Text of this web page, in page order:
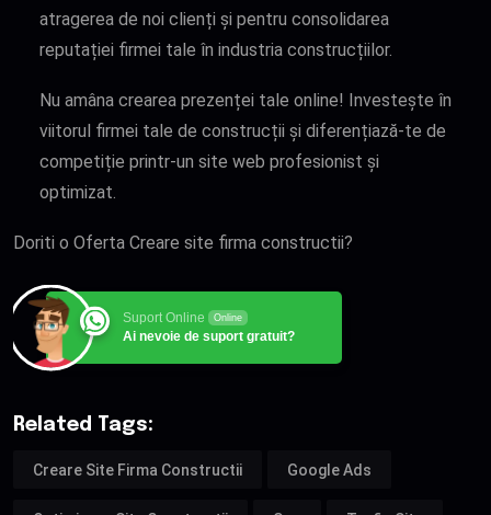
atragerea de noi clienți și pentru consolidarea
reputației firmei tale în industria construcțiilor.
Nu amâna crearea prezenței tale online! Investește în
viitorul firmei tale de construcții și diferențiază-te de
competiție printr-un site web profesionist și
optimizat.
Doriti o Oferta Creare site firma constructii?
Suport Online Online
Ai nevoie de suport gratuit?
Related Tags:
Creare Site Firma Constructii Google Ads